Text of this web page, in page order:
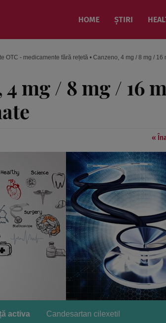
HOME ȘTIRI
OTC - medicamente fără rețetă • Canzeno, 4 mg / 8 mg / 16
mg / 8 mg / 16
«
activa
Candesartan cilexetil